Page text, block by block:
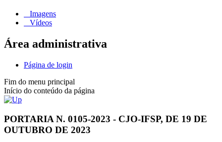
Imagens
Vídeos
Área administrativa
Página de login
Fim do menu principal
Início do conteúdo da página
PORTARIA N. 0105-2023 - CJO-IFSP, DE 19 DE
OUTUBRO DE 2023